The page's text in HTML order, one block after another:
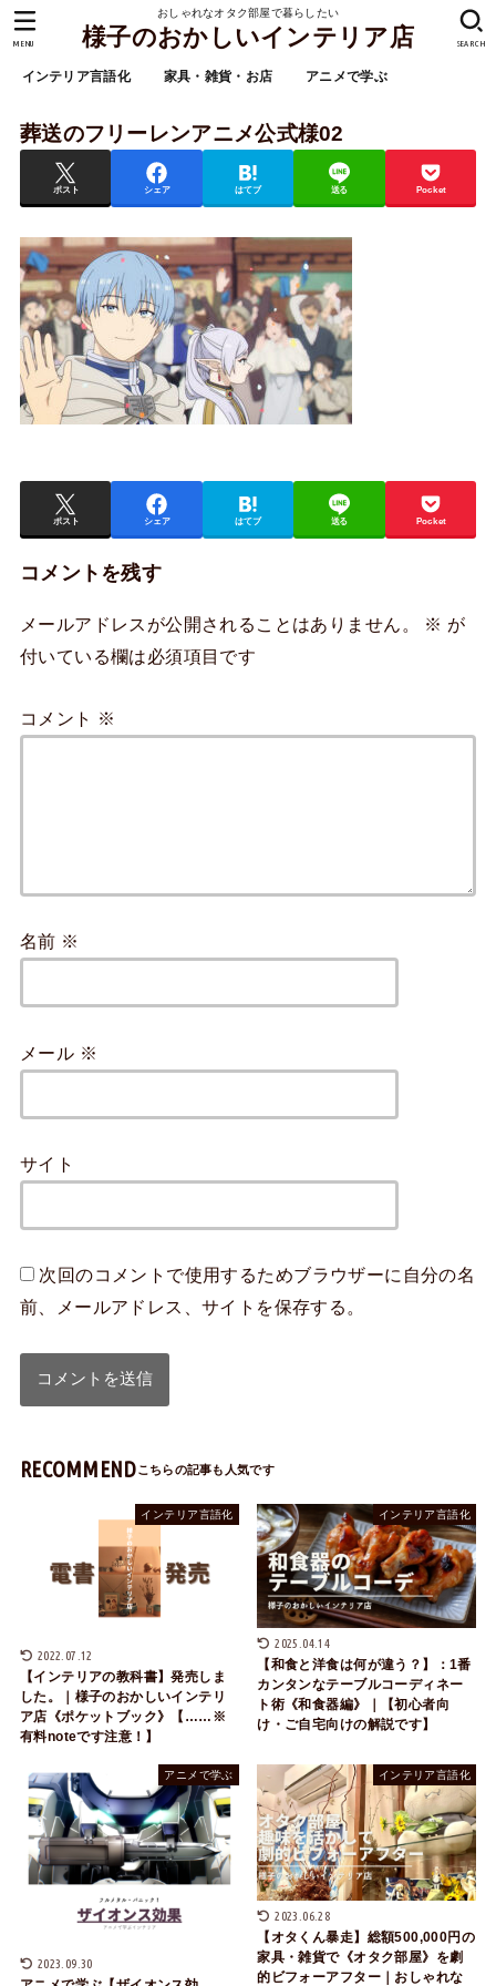
おしゃれなオタク部屋で暮らしたい
様子のおかしいインテリア店
インテリア言語化 家具・雑貨・お店 アニメで学ぶ
SEARCH
MENU
葬送のフリーレンアニメ公式様02
ポスト シェア はてブ 送る Pocket
ポスト シェア はてブ 送る Pocket
コメントを残す
メールアドレスが公開されることはありません。 ※ が
付いている欄は必須項目です
コメント ※
名前 ※
メール ※
サイト
次回のコメントで使用するためブラウザーに自分の名
前、メールアドレス、サイトを保存する。
RECOMMEND
インテリア言語化
2022.07.12
【インテリアの教科書】発売しま
した。｜様子のおかしいインテリ
ア店《ポケットブック》【……※
有料noteです注意！】
インテリア言語化
2025.04.14
【和食と洋食は何が違う？】：1番
カンタンなテーブルコーディネー
ト術《和食器編》｜【初心者向
け・ご自宅向けの解説です】
アニメで学ぶ
2023.09.30
インテリア言語化
2023.06.28
【オタくん暴走】総額500,000円の
家具・雑貨で《オタク部屋》を劇
的ビフォーアフター｜おしゃれな